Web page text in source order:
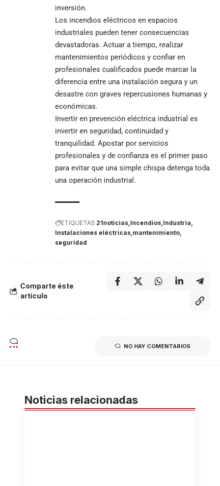
inversión.
Los incendios eléctricos en espacios
industriales pueden tener consecuencias
devastadoras. Actuar a tiempo, realizar
mantenimientos periódicos y confiar en
profesionales cualificados puede marcar la
diferencia entre una instalación segura y un
desastre con graves repercusiones humanas y
económicas.
Invertir en prevención eléctrica industrial es
invertir en seguridad, continuidad y
tranquilidad. Apostar por servicios
profesionales y de confianza es el primer paso
para evitar que una simple chispa detenga toda
una operación industrial.
ETIQUETAS 21noticias Incendios Industria
Instalaciones eléctricas mantenimiento
seguridad
Comparte éste
artículo
NO HAY COMENTARIOS
Noticias relacionadas